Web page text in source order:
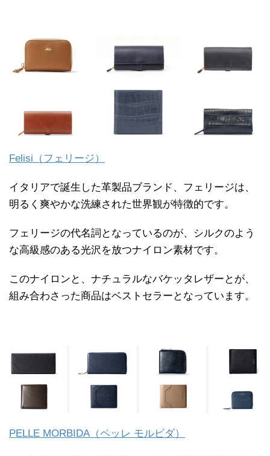
Felisi（フェリージ）
イタリアで誕生した革製品ブランド、フェリージは、
明るく爽やかな洗練された世界観が特徴的です。
フェリージの代名詞となっているのが、シルクのよう
な高級感のある光沢を放つナイロン素材です。
このナイロンと、ナチュラルなバケッタレザーとが、
組み合わさった商品はベストセラーとなっています。
PELLE MORBIDA（ペッレ モルビダ）